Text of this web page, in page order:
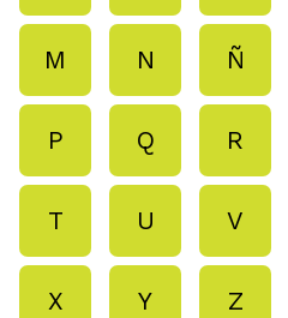
M N Ñ
P Q R
T U V
X Y Z